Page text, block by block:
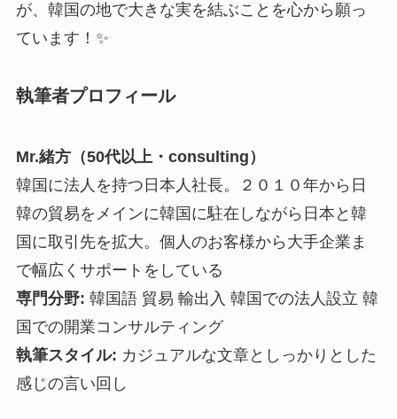
が、韓国の地で大きな実を結ぶことを心から願っ
ています！✨
執筆者プロフィール
Mr.緒方（50代以上・consulting）
韓国に法人を持つ日本人社長。２０１０年から日
韓の貿易をメインに韓国に駐在しながら日本と韓
国に取引先を拡大。個人のお客様から大手企業ま
で幅広くサポートをしている
専門分野: 韓国語 貿易 輸出入 韓国での法人設立 韓
国での開業コンサルティング
執筆スタイル: カジュアルな文章としっかりとした
感じの言い回し